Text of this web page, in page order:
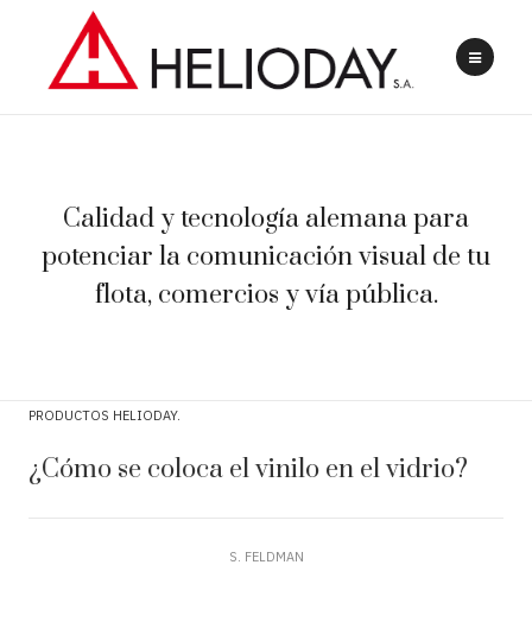
Calidad y tecnología alemana para
potenciar la comunicación visual de tu
flota, comercios y vía pública.
PRODUCTOS HELIODAY
¿Cómo se coloca el vinilo en el vidrio?
S. FELDMAN